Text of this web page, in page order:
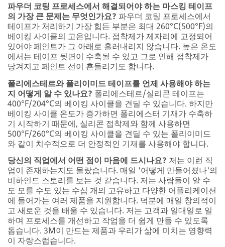
파우더 코팅 프로세스에서 해결되어야 하는 마스킹 테이프
의 가장 큰 문제는 무엇인가요? 파우더 코팅 프로세스에서
테이프가 처리하기 가장 힘든 부분은 최대 260°C(500°F)의
베이킹 사이클의 고온입니다. 접착제가 제자리에 고정되어
있어야 페인트가 그 아래로 흘러내리지 않습니다. 높은 온도
에서는 테이프 뒷면이 수축될 수 있고 그로 인해 접착제가
당겨지고 페인트 선이 흔들리기도 합니다.
폴리에스테르와 폴리이미드 테이프를 언제 사용해야 하는
지 어떻게 알 수 있나요? 폴리에스테르/실리콘 테이프는
400°F/204°C의 베이킹 사이클을 견딜 수 있습니다. 하지만
베이킹 사이클 온도가 증가하면 폴리에스터 기재가 수축하
기 시작하기 때문에, 실리콘 접착제와 함께 사용하면
500°F/260°C의 베이킹 사이클을 견딜 수 있는 폴리이미드
와 같이 치수적으로 더 안정적인 기재를 사용해야 합니다.
당신의 직업에서 어떤 점이 마음에 드시나요? 저는 이런 직
업이 존재하는지도 몰랐습니다. 매일 '어떻게 만들어졌나'의
비하인드 스토리를 보는 것 같습니다. 저는 사람들이 알 수
도 모를 수도 있는 수십 개의 고유하고 다양한 어플리케이션
에 들어가는 여러 제품을 지원합니다. 덕분에 매일 창의적이
고 새로운 것을 배울 수 있습니다. 저는 고객과 일대일로 일
하며 프로세스를 개선하고 작업을 더 쉽게 만들 수 있도록
돕습니다. 3M이 만드는 제품과 우리가 삶에 미치는 영향력
이 자랑스럽습니다.